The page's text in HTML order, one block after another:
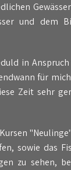
und dem
in Anspruch
für
Zeit sehr
sowie das
zu sehen,